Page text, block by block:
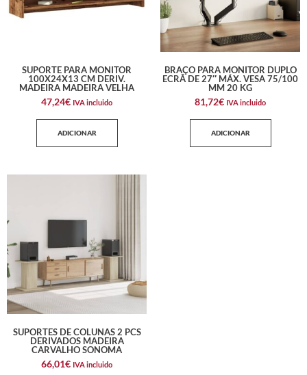
SUPORTE PARA MONITOR
100X24X13 CM DERIV.
MADEIRA MADEIRA VELHA
47,24€ IVA incluido
ADICIONAR
BRAÇO PARA MONITOR DUPLO
ECRÃ DE 27″ MÁX. VESA 75/100
MM 20 KG
81,72€ IVA incluido
ADICIONAR
SUPORTES DE COLUNAS 2 PCS
DERIVADOS MADEIRA
CARVALHO SONOMA
66,01€ IVA incluido